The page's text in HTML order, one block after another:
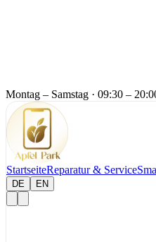
Montag – Samstag · 09:30 –
StartseiteReparatur & Service
DE EN